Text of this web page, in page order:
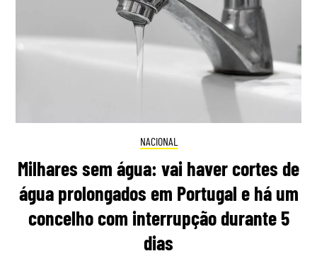
NACIONAL
Milhares sem água: vai haver cortes de
água prolongados em Portugal e há um
concelho com interrupção durante 5
dias